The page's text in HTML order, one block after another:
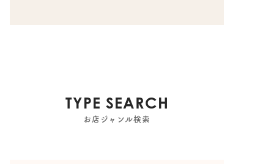
TYPE SEARCH
お店ジャンル検索